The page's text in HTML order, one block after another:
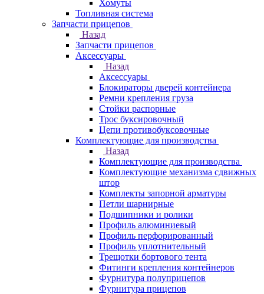
Хомуты
Топливная система
Запчасти прицепов
Назад
Запчасти прицепов
Аксессуары
Назад
Аксессуары
Блокираторы дверей контейнера
Ремни крепления груза
Стойки распорные
Трос буксировочный
Цепи противобуксовочные
Комплектующие для производства
Назад
Комплектующие для производства
Комплектующие механизма сдвижных
штор
Комплекты запорной арматуры
Петли шарнирные
Подшипники и ролики
Профиль алюминиевый
Профиль перфорированный
Профиль уплотнительный
Трещотки бортового тента
Фитинги крепления контейнеров
Фурнитура полуприцепов
Фурнитура прицепов